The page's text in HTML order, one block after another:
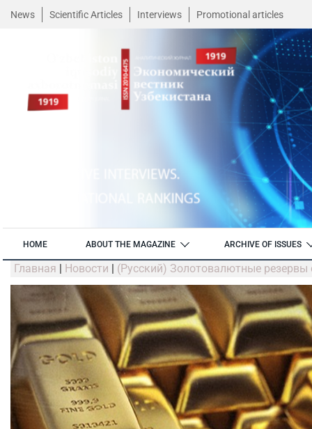
News Scientific Articles Interviews Promotional articles
HOME ABOUT THE MAGAZINE ARCHIVE OF ISSUES
Главная | Новости | (Русский) Золотовалютные